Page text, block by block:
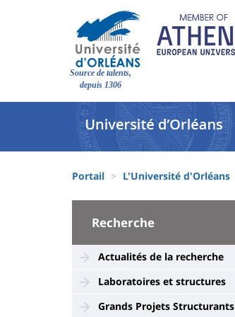
Site
Source de talents,
depuis 1306
Université
Block
liste
des
composantes
d'Ariane
Portail L'Université d'Orléans
University
Sidebar
Recherche
Actualités de la recherche
Laboratoires et structures
Grands Projets Structurants